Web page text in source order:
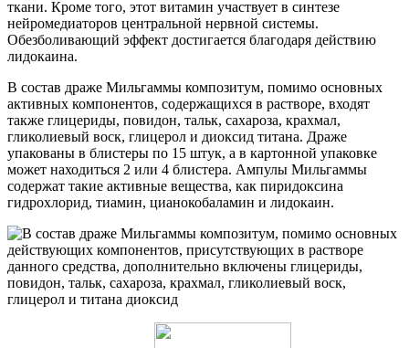
ткани. Кроме того, этот витамин участвует в синтезе
нейромедиаторов центральной нервной системы.
Обезболивающий эффект достигается благодаря действию
лидокаина.
В состав драже Мильгаммы композитум, помимо основных
активных компонентов, содержащихся в растворе, входят
также глицериды, повидон, тальк, сахароза, крахмал,
гликолиевый воск, глицерол и диоксид титана. Драже
упакованы в блистеры по 15 штук, а в картонной упаковке
может находиться 2 или 4 блистера. Ампулы Мильгаммы
содержат такие активные вещества, как пиридоксина
гидрохлорид, тиамин, цианокобаламин и лидокаин.